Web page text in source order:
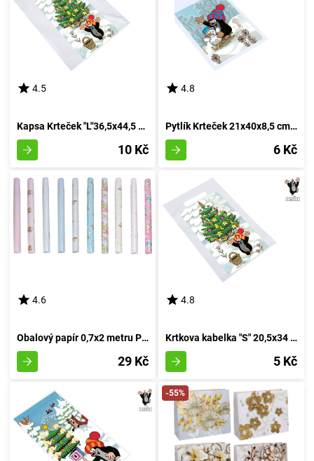
4.5
Kapsa Krteček "L"36,5x44,5 cm SVÁTKY
10 Kč
4.8
Pytlík Krteček 21x40x8,5 cm SVÁTKY
6 Kč
4.6
Obalový papír 0,7x2 metru PRO DĚTI - RŮZNÁ SMĚS
29 Kč
4.8
Krtkova kabelka "S" 20,5x34 cm SVÁTKY
5 Kč
-55%